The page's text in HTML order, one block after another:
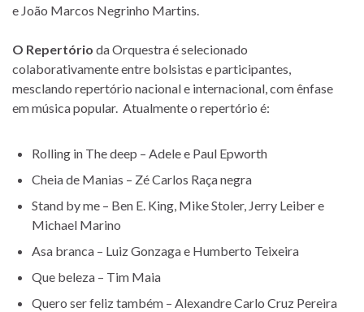
e João Marcos Negrinho Martins.
O Repertório da Orquestra é selecionado
colaborativamente entre bolsistas e participantes,
mesclando repertório nacional e internacional, com ênfase
em música popular. Atualmente o repertório é:
Rolling in The deep – Adele e Paul Epworth
Cheia de Manias – Zé Carlos Raça negra
Stand by me – Ben E. King, Mike Stoler, Jerry Leiber e
Michael Marino
Asa branca – Luiz Gonzaga e Humberto Teixeira
Que beleza – Tim Maia
Quero ser feliz também – Alexandre Carlo Cruz Pereira